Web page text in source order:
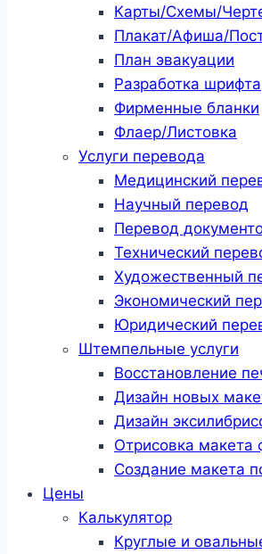
Карты/Схемы/
Плакат/Афиша/
План эвакуации
Разработка шрифта
Фирменные бланки
Флаер/Листовка
Услуги перевода
Медицинский
Научный перевод
Перевод
Технический
Художественный
Экономический
Юридический
Штемпельные услуги
Восстановление
Дизайн новых
Дизайн
Отрисовка макета
Создание макета
Цены
Калькулятор
Круглые и